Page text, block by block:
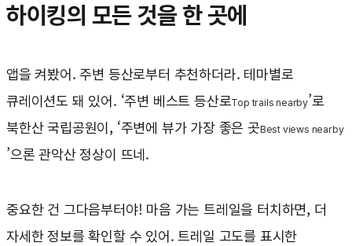
하이킹의 모든 것을 한 곳에
앱을 켜봤어. 주변 등산로부터 추천하더라. 테마별로
큐레이션도 돼 있어. ‘주변 베스트 등산로Top trails nearby’로
북한산 국립공원이, ‘주변에 뷰가 가장 좋은 곳Best views nearby
’으론 관악산 정상이 뜨네.
중요한 건 그다음부터야! 마음 가는 트레일을 터치하면, 더
자세한 정보를 확인할 수 있어. 트레일 고도를 표시한